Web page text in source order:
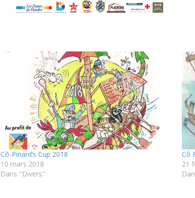
Cô-Pinard’s Cup 2018
10 mars 2018
Dans "Divers"
Cô
21